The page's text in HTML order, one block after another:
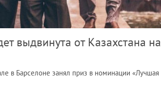
выдвинута от Казахстана на
в Барселоне занял приз в номинации «Лучшая